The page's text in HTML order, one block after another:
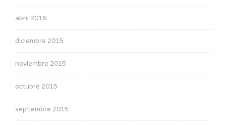
abril 2016
diciembre 2015
noviembre 2015
octubre 2015
septiembre 2015